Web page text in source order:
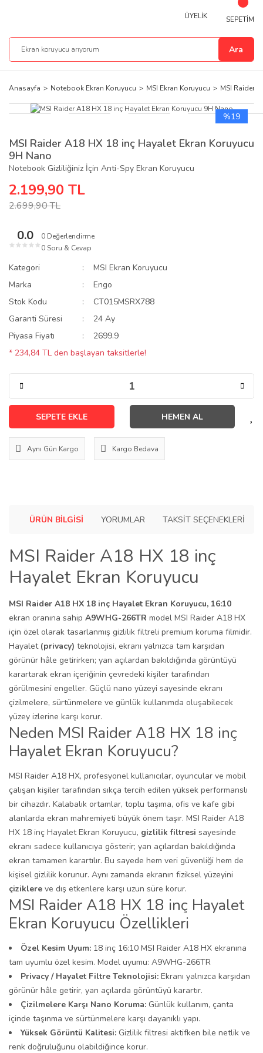
Ara
ÜYELİK SEPETİM
Anasayfa Notebook Ekran Koruyucu MSI Ekran Koruyucu MSI Raider
%19
MSI Raider A18 HX 18 inç Hayalet Ekran Koruyucu
9H Nano
Notebook Gizliliğiniz İçin Anti-Spy Ekran Koruyucu
2.199,90 TL
2.699,90 TL
0.0
★ ★ ★ ★ ★
0 Değerlendirme
0 Soru & Cevap
Kategori
MSI Ekran Koruyucu
Marka
Engo
Stok Kodu
CT015MSRX788
Garanti Süresi
24 Ay
Piyasa Fiyatı
2699.9
* 234,84 TL den başlayan taksitlerle!
SEPETE EKLE HEMEN AL
Aynı Gün Kargo Kargo Bedava
ÜRÜN BILGISI YORUMLAR TAKSIT SEÇENEKLERI
MSI Raider A18 HX 18 inç
Hayalet Ekran Koruyucu
MSI Raider A18 HX 18 inç Hayalet Ekran Koruyucu, 16:10
ekran oranına sahip A9WHG-266TR model MSI Raider A18 HX
için özel olarak tasarlanmış gizlilik filtreli premium koruma filmidir.
Hayalet(privacy) teknolojisi, ekranı yalnızca tam karşıdan
görünür hâle getirirken; yan açılardan bakıldığında görüntüyü
karartarak ekran içeriğinin çevredeki kişiler tarafından
görülmesini engeller. Güçlü nano yüzeyi sayesinde ekranı
çizilmelere, sürtünmelere ve günlük kullanımda oluşabilecek
yüzey izlerine karşı korur.
Neden MSI Raider A18 HX 18 inç
Hayalet Ekran Koruyucu?
MSI Raider A18 HX, profesyonel kullanıcılar, oyuncular ve mobil
çalışan kişiler tarafından sıkça tercih edilen yüksek performanslı
bir cihazdır. Kalabalık ortamlar, toplu taşıma, ofis ve kafe gibi
alanlarda ekran mahremiyeti büyük önem taşır. MSI Raider A18
HX 18 inç Hayalet Ekran Koruyucu, gizlilik filtresi sayesinde
ekranı sadece kullanıcıya gösterir; yan açılardan bakıldığında
ekran tamamen karartılır. Bu sayede hem veri güvenliği hem de
kişisel gizlilik korunur. Aynı zamanda ekranın fiziksel yüzeyini
çiziklere ve dış etkenlere karşı uzun süre korur.
MSI Raider A18 HX 18 inç Hayalet
Ekran Koruyucu Özellikleri
Özel Kesim Uyum: 18 inç 16:10 MSI Raider A18 HX ekranına
tam uyumlu özel kesim. Model uyumu: A9WHG-266TR
Privacy / Hayalet Filtre Teknolojisi: Ekranı yalnızca karşıdan
görünür hâle getirir, yan açılarda görüntüyü karartır.
Çizilmelere Karşı Nano Koruma: Günlük kullanım, çanta
içinde taşınma ve sürtünmelere karşı dayanıklı yapı.
Yüksek Görüntü Kalitesi: Gizlilik filtresi aktifken bile netlik ve
renk doğruluğunu olabildiğince korur.